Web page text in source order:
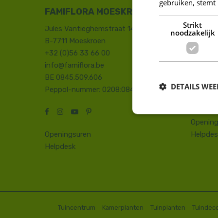
FAMIFLORA MOESKROEN
Jules Vantieghemstraat 14
B-7711 Moeskroen
+32 (0)56 33 66 00
info@famiflora.be
BE 0845.509.606
Peppol-nummer: 0208:0845509606
Openingsuren
Helpdesk
8660
+32
Tuincentrum Kamerplanten Tuinplanten
gebruiken,
Strikt
noodzakelijk
DETAILS